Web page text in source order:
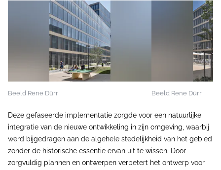
Beeld Rene Dürr Beeld Rene Dürr
Deze gefaseerde implementatie zorgde voor een natuurlijke
integratie van de nieuwe ontwikkeling in zijn omgeving, waarbij
werd bijgedragen aan de algehele stedelijkheid van het gebied
zonder de historische essentie ervan uit te wissen. Door
zorgvuldig plannen en ontwerpen verbetert het ontwerp voor